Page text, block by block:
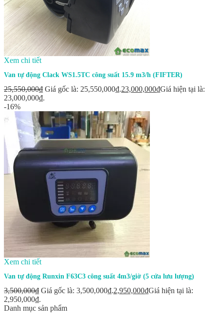
Xem chi tiết
Van tự động Clack WS1.5TC công suất 15.9 m3/h (FIFTER)
25,550,000₫ Giá gốc là: 25,550,000₫.23,000,000₫Giá hiện tại là:
23,000,000₫.
-16%
Xem chi tiết
Van tự động Runxin F63C3 công suất 4m3/giờ (5 cửa lưu lượng)
3,500,000₫ Giá gốc là: 3,500,000₫.2,950,000₫Giá hiện tại là:
2,950,000₫.
Danh mục sản phẩm